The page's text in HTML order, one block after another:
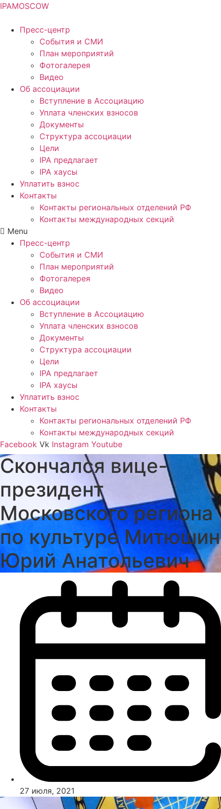
IPAMOSCOW
Пресс-центр
События и СМИ
План мероприятий
Фотогалерея
Видео
Об ассоциации
Вступление в Ассоциацию
Уплата членских взносов
Документы
Структура ассоциации
Цели
IPA предлагает
IPA хаусы
Уплатить взнос
Контакты
Контакты региональных отделений РФ
Контакты международных секций
Menu
Пресс-центр
События и СМИ
План мероприятий
Фотогалерея
Видео
Об ассоциации
Вступление в Ассоциацию
Уплата членских взносов
Документы
Структура ассоциации
Цели
IPA предлагает
IPA хаусы
Уплатить взнос
Контакты
Контакты региональных отделений РФ
Контакты международных секций
Facebook Vk Instagram Youtube
Скончался вице-
президент
Московского региона
по культуре Митюшин
Юрий Анатольевич
27 июля, 2021